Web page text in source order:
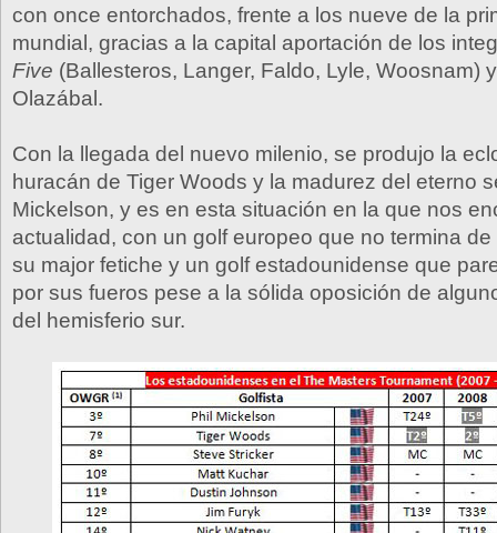
con once entorchados, frente a los nueve de la
mundial, gracias a la capital aportación de los
Five (Ballesteros, Langer, Faldo, Lyle, Woosnam)
Olazábal.
Con la llegada del nuevo milenio, se produjo la
huracán de Tiger Woods y la madurez del eterno
Mickelson, y es en esta situación en la que nos
actualidad, con un golf europeo que no termina
su major fetiche y un golf estadounidense que
por sus fueros pese a la sólida oposición de
del hemisferio sur.